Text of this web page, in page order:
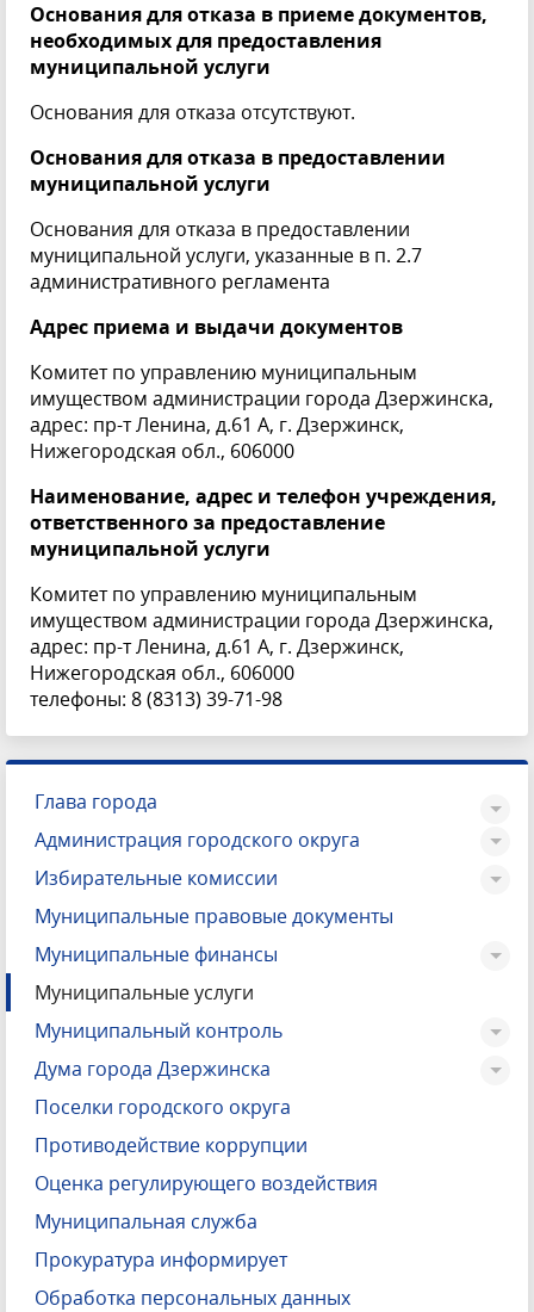
Основания для отказа в приеме документов,
необходимых для предоставления
муниципальной услуги
Основания для отказа отсутствуют.
Основания для отказа в предоставлении
муниципальной услуги
Основания для отказа в предоставлении
муниципальной услуги, указанные в п. 2.7
административного регламента
Адрес приема и выдачи документов
Комитет по управлению муниципальным
имуществом администрации города Дзержинска,
адрес: пр-т Ленина, д.61 А, г. Дзержинск,
Нижегородская обл., 606000
Наименование, адрес и телефон учреждения,
ответственного за предоставление
муниципальной услуги
Комитет по управлению муниципальным
имуществом администрации города Дзержинска,
адрес: пр-т Ленина, д.61 А, г. Дзержинск,
Нижегородская обл., 606000
телефоны: 8 (8313) 39-71-98
Глава города
Администрация городского округа
Избирательные комиссии
Муниципальные правовые документы
Муниципальные финансы
Муниципальные услуги
Муниципальный контроль
Дума города Дзержинска
Поселки городского округа
Противодействие коррупции
Оценка регулирующего воздействия
Муниципальная служба
Прокуратура информирует
Обработка персональных данных